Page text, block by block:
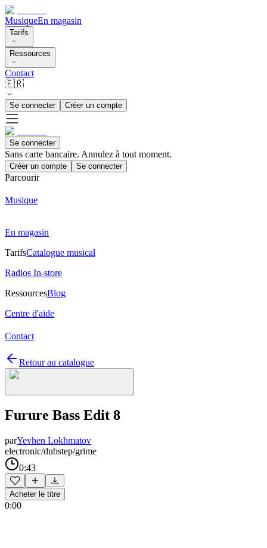
MusiqueEn magasin
Tarifs
Ressources
Contact
🇫🇷
Se connecter Créer un compte
Se connecter
Sans carte bancaire. Annulez à tout moment.
Créer un compte Se connecter
Parcourir
Musique
En magasin
TarifsCatalogue musical
Radios In-store
RessourcesBlog
Centre d'aide
Contact
Retour au catalogue
Furure Bass Edit 8
parYevhen Lokhmatov
electronic/dubstep/grime
0:43
Acheter le titre
0:00